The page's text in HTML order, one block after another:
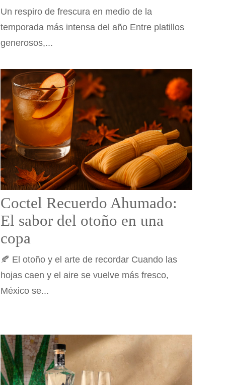
Un respiro de frescura en medio de la
temporada más intensa del año Entre platillos
generosos,...
Coctel Recuerdo Ahumado:
El sabor del otoño en una
copa
🍂 El otoño y el arte de recordar Cuando las
hojas caen y el aire se vuelve más fresco,
México se...